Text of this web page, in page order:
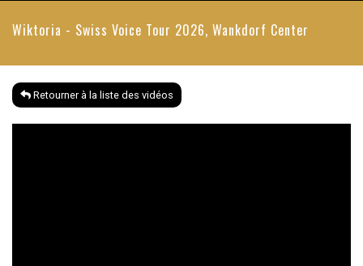
Wiktoria - Swiss Voice Tour 2026, Wankdorf Center
Retourner à la liste des vidéos